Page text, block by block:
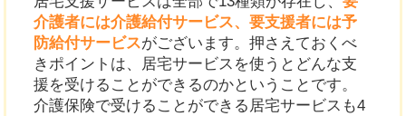
介護者には介護給付サービス、要支援者には予
防給付サービスがございます。押さえておくべ
きポイントは、居宅サービスを使うとどんな支
援を受けることができるのかということです。
介護保険で受けることができる居宅サービスも4